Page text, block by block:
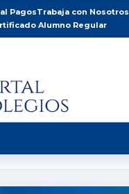
PagosTrabaja con Nosotros
Alumno Regular